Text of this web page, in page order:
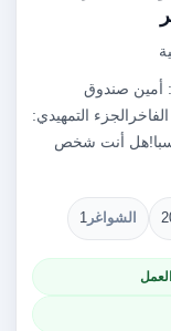
أمين صندوق
التمهيدي:
أنت شخص
الشواغر 1